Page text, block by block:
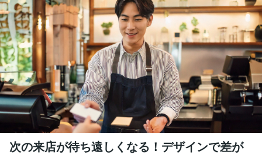
次の来店が待ち遠しくなる！デザインで差が